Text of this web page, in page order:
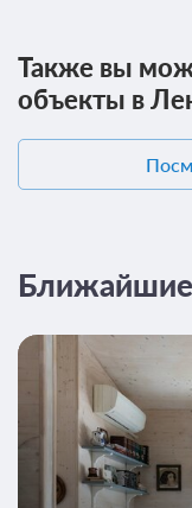
Также вы
объекты в